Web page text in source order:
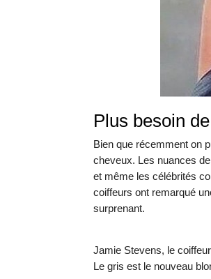
Plus besoin
Bien que récemment on
cheveux. Les nuances
et même les célébrités
coiffeurs ont remarqué
surprenant.
Jamie Stevens, le
Le gris est le nouveau